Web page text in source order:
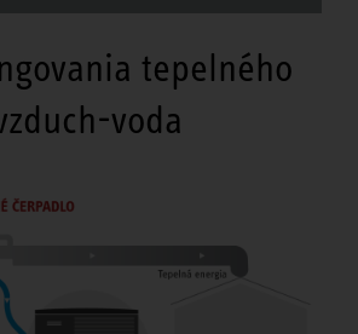
tepelného
voda